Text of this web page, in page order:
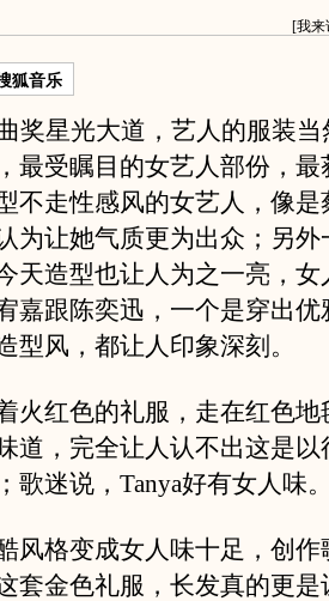
[我来
狐音乐
星光大道，艺人的服装当
最受瞩目的女艺人部份，最
不走性感风的女艺人，像是
为让她气质更为出众；另外
天造型也让人为之一亮，女
嘉跟陈奕迅，一个是穿出优
型风，都让人印象深刻。
红色的礼服，走在红色地
道，完全让人认不出这是以
歌迷说，Tanya好有女人味
格变成女人味十足，创作
套金色礼服，长发真的更是